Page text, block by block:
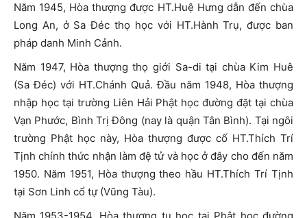
Năm 1945, Hòa thượng được HT.Huệ Hưng dẫn đến chùa
Long An, ở Sa Đéc thọ học với HT.Hành Trụ, được ban
pháp danh Minh Cảnh.
Năm 1947, Hòa thượng thọ giới Sa-di tại chùa Kim Huê
(Sa Đéc) với HT.Chánh Quả. Đầu năm 1948, Hòa thượng
nhập học tại trường Liên Hải Phật học đường đặt tại chùa
Vạn Phước, Bình Trị Đông (nay là quận Tân Bình). Tại ngôi
trường Phật học này, Hòa thượng được cố HT.Thích Trí
Tịnh chính thức nhận làm đệ tử và học ở đây cho đến năm
1950. Năm 1951, Hòa thượng theo hầu HT.Thích Trí Tịnh
tại Sơn Linh cổ tự (Vũng Tàu).